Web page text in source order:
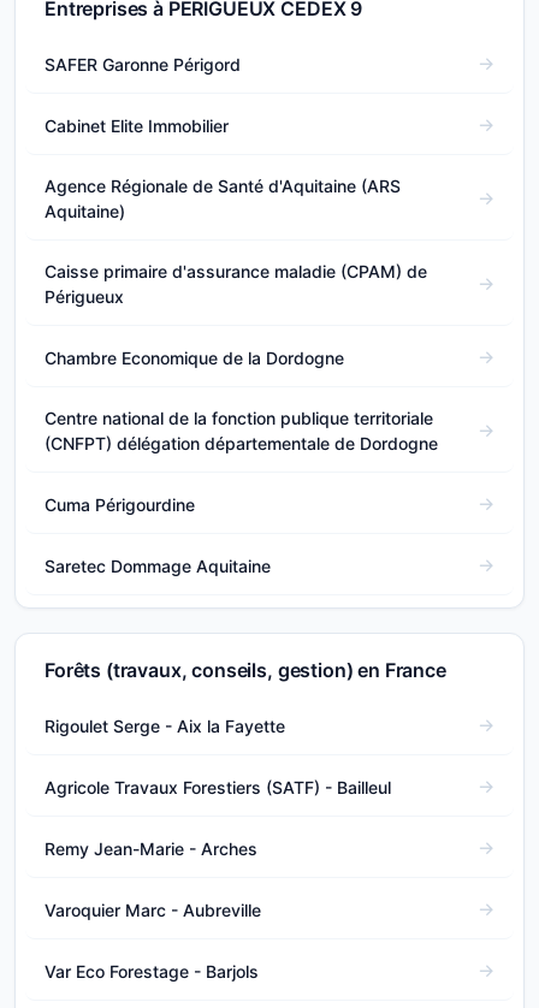
Entreprises à PERIGUEUX CEDEX 9
SAFER Garonne Périgord
Cabinet Elite Immobilier
Agence Régionale de Santé d'Aquitaine (ARS
Aquitaine)
Caisse primaire d'assurance maladie (CPAM) de
Périgueux
Chambre Economique de la Dordogne
Centre national de la fonction publique territoriale
(CNFPT) délégation départementale de Dordogne
Cuma Périgourdine
Saretec Dommage Aquitaine
Forêts (travaux, conseils, gestion) en France
Rigoulet Serge - Aix la Fayette
Agricole Travaux Forestiers (SATF) - Bailleul
Remy Jean-Marie - Arches
Varoquier Marc - Aubreville
Var Eco Forestage - Barjols